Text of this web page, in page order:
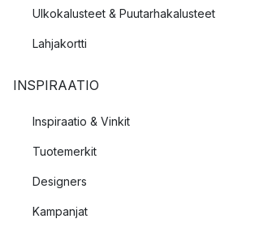
Ulkokalusteet & Puutarhakalusteet
Lahjakortti
INSPIRAATIO
Inspiraatio & Vinkit
Tuotemerkit
Designers
Kampanjat